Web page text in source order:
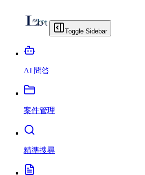
Toggle Sidebar
AI 問答
案件管理
精準搜尋